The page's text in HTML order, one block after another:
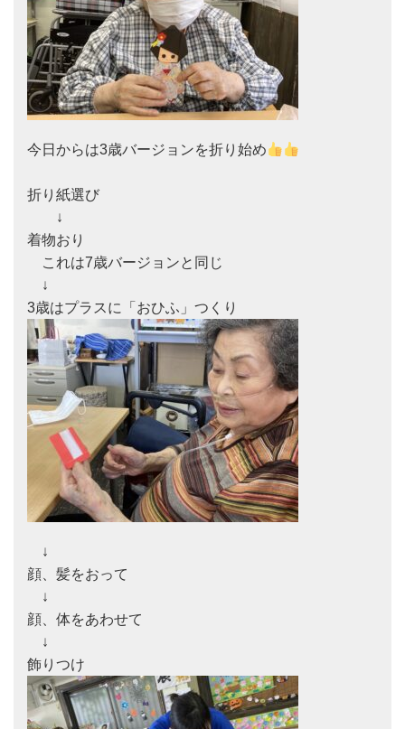
今日からは3歳バージョンを折り始め
折り紙選び
↓
着物おり
これは7歳バージョンと同じ
↓
↓
顔、髪をおって
↓
顔、体をあわせて
↓